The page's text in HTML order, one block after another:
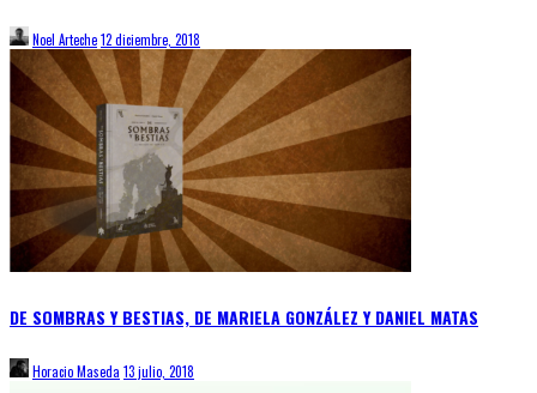
Noel Arteche12 diciembre, 2018
DE SOMBRAS Y BESTIAS, DE MARIELA GONZÁLEZ Y DANIEL MATAS
Horacio Maseda 13 julio, 2018